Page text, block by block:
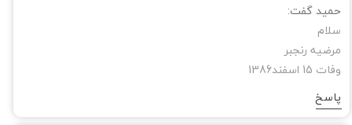
حمید گفت:
سلام
مرضیه رنجبر
وفات 15 اسفند1386
پاسخ